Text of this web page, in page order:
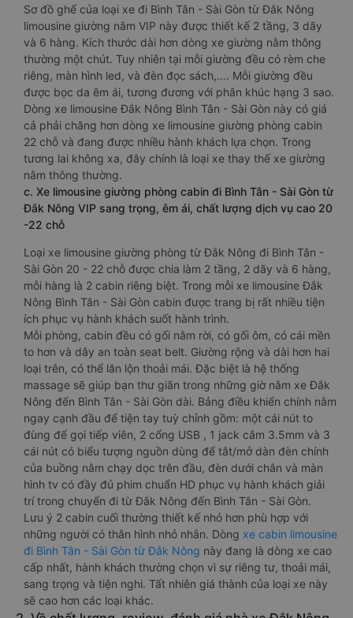
Sơ đồ ghế của loại xe đi Bình Tân - Sài Gòn từ Đắk Nông
limousine giường nằm VIP này được thiết kế 2 tầng, 3 dãy
và 6 hàng. Kích thước dài hơn dòng xe giường nằm thông
thường một chút. Tuy nhiên tại mỗi giường đều có rèm che
riêng, màn hình led, và đèn đọc sách,…. Mỗi giường đều
được bọc da êm ái, tương đương với phân khúc hạng 3 sao.
Dòng xe limousine Đắk Nông Bình Tân - Sài Gòn này có giá
cả phải chăng hơn dòng xe limousine giường phòng cabin
22 chỗ và đang được nhiều hành khách lựa chọn. Trong
tương lai không xa, đây chính là loại xe thay thế xe giường
nằm thông thường.
c. Xe limousine giường phòng cabin đi Bình Tân - Sài Gòn từ
Đắk Nông VIP sang trọng, êm ái, chất lượng dịch vụ cao 20
-22 chỗ
Loại xe limousine giường phòng từ Đắk Nông đi Bình Tân -
Sài Gòn 20 - 22 chỗ được chia làm 2 tầng, 2 dãy và 6 hàng,
mỗi hàng là 2 cabin riêng biệt. Trong mỗi xe limousine Đắk
Nông Bình Tân - Sài Gòn cabin được trang bị rất nhiều tiện
ích phục vụ hành khách suốt hành trình.
Mỗi phòng, cabin đều có gối nằm rời, có gối ôm, có cái mền
to hơn và dây an toàn seat belt. Giường rộng và dài hơn hai
loại trên, có thể lăn lộn thoải mái. Đặc biệt là hệ thống
massage sẽ giúp bạn thư giãn trong những giờ nằm xe Đắk
Nông đến Bình Tân - Sài Gòn dài. Bảng điều khiển chính nằm
ngay cạnh đầu để tiện tay tuỳ chỉnh gồm: một cái nút to
đùng để gọi tiếp viên, 2 cổng USB , 1 jack cắm 3.5mm và 3
cái nút có biểu tượng nguồn dùng để tắt/mở dàn đèn chính
của buồng nằm chạy dọc trên đầu, đèn dưới chân và màn
hình tv có đầy đủ phim chuẩn HD phục vụ hành khách giải
trí trong chuyến đi từ Đắk Nông đến Bình Tân - Sài Gòn.
Lưu ý 2 cabin cuối thường thiết kế nhỏ hơn phù hợp với
những người có thân hình nhỏ nhắn. Dòng xe cabin limousine
đi Bình Tân - Sài Gòn từ Đắk Nông này đang là dòng xe cao
cấp nhất, hành khách thường chọn vì sự riêng tư, thoải mái,
sang trọng và tiện nghi. Tất nhiên giá thành của loại xe này
sẽ cao hơn các loại khác.